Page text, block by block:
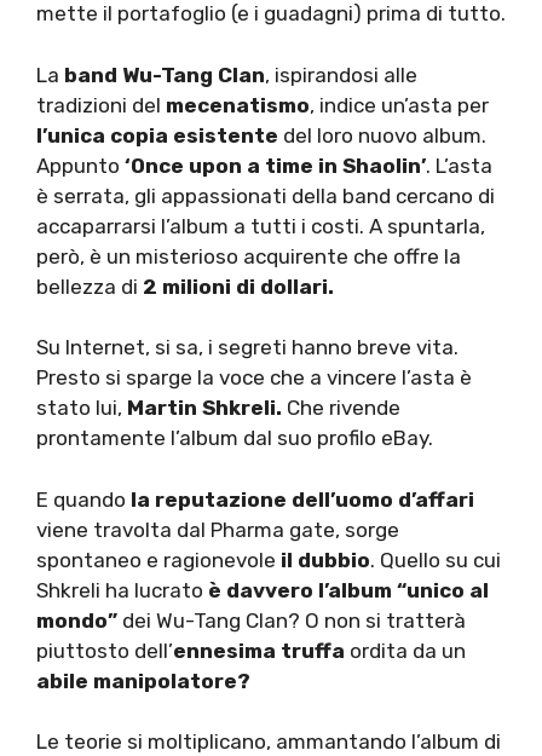
mette il portafoglio (e i guadagni) prima di tutto.
La band Wu-Tang Clan, ispirandosi alle
tradizioni del mecenatismo, indice un’asta per
l’unica copia esistente del loro nuovo album.
Appunto ‘Once upon a time in Shaolin’. L’asta
è serrata, gli appassionati della band cercano di
accaparrarsi l’album a tutti i costi. A spuntarla,
però, è un misterioso acquirente che offre la
bellezza di 2 milioni di dollari.
Su Internet, si sa, i segreti hanno breve vita.
Presto si sparge la voce che a vincere l’asta è
stato lui, Martin Shkreli. Che rivende
prontamente l’album dal suo profilo eBay.
E quando la reputazione dell’uomo d’affari
viene travolta dal Pharma gate, sorge
spontaneo e ragionevole il dubbio. Quello su cui
Shkreli ha lucrato è davvero l’album “unico al
mondo” dei Wu-Tang Clan? O non si tratterà
piuttosto dell’ennesima truffa ordita da un
abile manipolatore?
Le teorie si moltiplicano, ammantando l’album di